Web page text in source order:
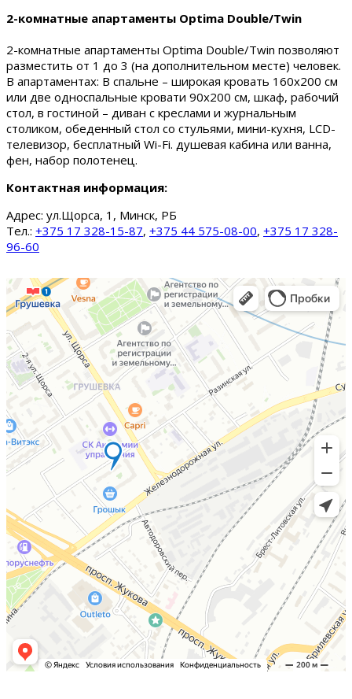
2-комнатные апартаменты Optima Double/Twin
2-комнатные апартаменты Optima Double/Twin позволяют
разместить от 1 до 3 (на дополнительном месте) человек.
В апартаментах: В спальне – широкая кровать 160х200 см
или две односпальные кровати 90х200 см, шкаф, рабочий
стол, в гостиной – диван с креслами и журнальным
столиком, обеденный стол со стульями, мини-кухня, LCD-
телевизор, бесплатный Wi-Fi. душевая кабина или ванна,
фен, набор полотенец.
Контактная информация:
Адрес: ул.Щорса, 1, Минск, РБ
Тел.: +375 17 328-15-87, +375 44 575-08-00, +375 17 328-
96-60